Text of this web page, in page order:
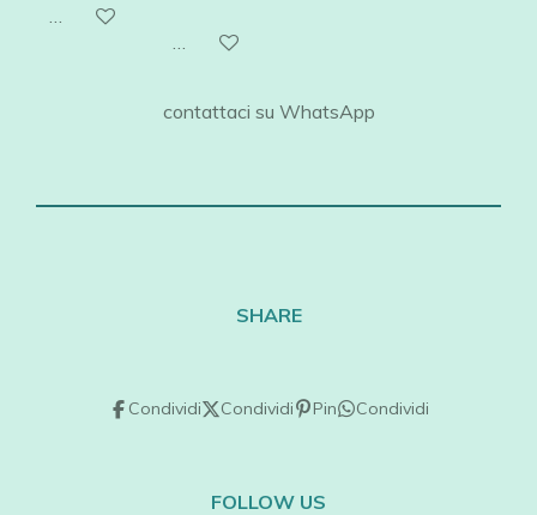
Aggiungi al carrello
Aggiungi al carrello
contattaci su WhatsApp
SHARE
Condividi Condividi Pin Condividi
FOLLOW US